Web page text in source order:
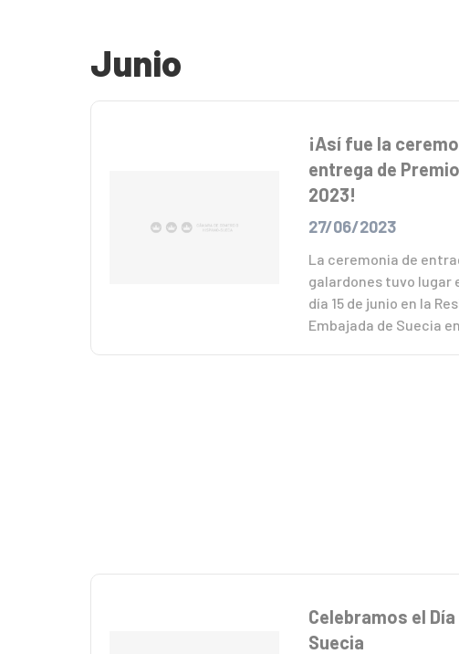
Junio
¡Así fue la
entrega de
2023!
27/06/2023
La ceremonia de
galardones tuvo lugar
día 15 de junio en la
Embajada de Suecia
Celebramos el
Suecia